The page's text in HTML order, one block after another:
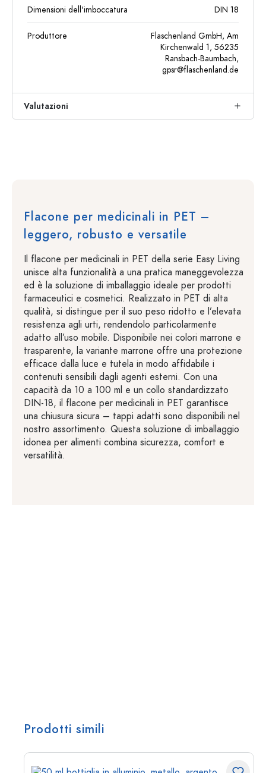
Dimensioni dell'imboccatura DIN 18
Produttore
Flaschenland GmbH, Am
Kirchenwald 1, 56235
Ransbach-Baumbach,
gpsr@flaschenland.de
Valutazioni
Flacone per medicinali in PET –
leggero, robusto e versatile
Il flacone per medicinali in PET della serie Easy Living
unisce alta funzionalità a una pratica maneggevolezza
ed è la soluzione di imballaggio ideale per prodotti
farmaceutici e cosmetici. Realizzato in PET di alta
qualità, si distingue per il suo peso ridotto e l’elevata
resistenza agli urti, rendendolo particolarmente
adatto all’uso mobile. Disponibile nei colori marrone e
trasparente, la variante marrone offre una protezione
efficace dalla luce e tutela in modo affidabile i
contenuti sensibili dagli agenti esterni. Con una
capacità da 10 a 100 ml e un collo standardizzato
DIN-18, il flacone per medicinali in PET garantisce
una chiusura sicura – tappi adatti sono disponibili nel
nostro assortimento. Questa soluzione di imballaggio
idonea per alimenti combina sicurezza, comfort e
versatilità.
Prodotti simili